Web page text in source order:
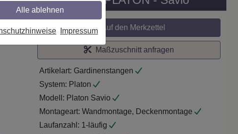
Auf den Merkzettel
Maßzuschnitt anfragen
Artikelart: Gardinenstangen
System: Platon
Modell: Platon Savio
Montageart: Wandmontage, Deckenmontage
Laufanzahl: 1-läufig
Alle ablehnen
Impressum